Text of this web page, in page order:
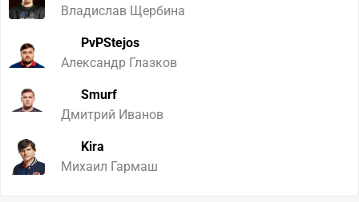
Владислав Щербина
PvPStejos
Александр Глазков
Smurf
Дмитрий Иванов
Kira
Михаил Гармаш